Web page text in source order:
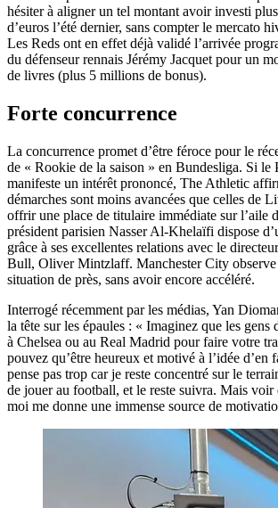
hésiter à aligner un tel montant avoir investi
d’euros l’été dernier, sans compter le mercato
Les Reds ont en effet déjà validé l’arrivée
du défenseur rennais Jérémy Jacquet pour un
de livres (plus 5 millions de bonus).
Forte concurrence
La concurrence promet d’être féroce pour le
de « Rookie de la saison » en Bundesliga. Si le
manifeste un intérêt prononcé, The Athletic
démarches sont moins avancées que celles de
offrir une place de titulaire immédiate sur l’aile
président parisien Nasser Al-Khelaïfi dispose
grâce à ses excellentes relations avec le
Bull, Oliver Mintzlaff. Manchester City observe
situation de près, sans avoir encore accéléré.
Interrogé récemment par les médias, Yan
la tête sur les épaules : « Imaginez que les gens
à Chelsea ou au Real Madrid pour faire votre
pouvez qu’être heureux et motivé à l’idée d’en
pense pas trop car je reste concentré sur le
de jouer au football, et le reste suivra. Mais voir
moi me donne une immense source de